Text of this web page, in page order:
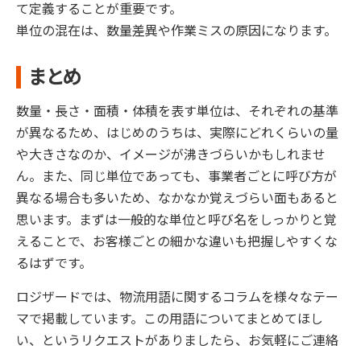
て定義することが重要です。
単位の混在は、数量差異や作業ミスの原因になります。
まとめ
数量・長さ・面積・体積を表す単位は、それぞれの基準
が異なるため、はじめのうちは、実際にどれくらいの量
や大きさなのか、イメージが沸きづらいかもしれませ
ん。また、同じ単位であっても、事業者ごとに呼び方が
異なる場合も多いため、なかなか覚えづらい面もあると
思います。まずは一般的な単位と呼び名をしっかりと覚
えることで、お客様ごとの細かな違いも把握しやすくな
るはずです。
ロジザードでは、物流用語に関するコラムを様々なテー
マで掲載しています。この用語についてまとめてほし
い、というリクエストがありましたら、お気軽にご連絡